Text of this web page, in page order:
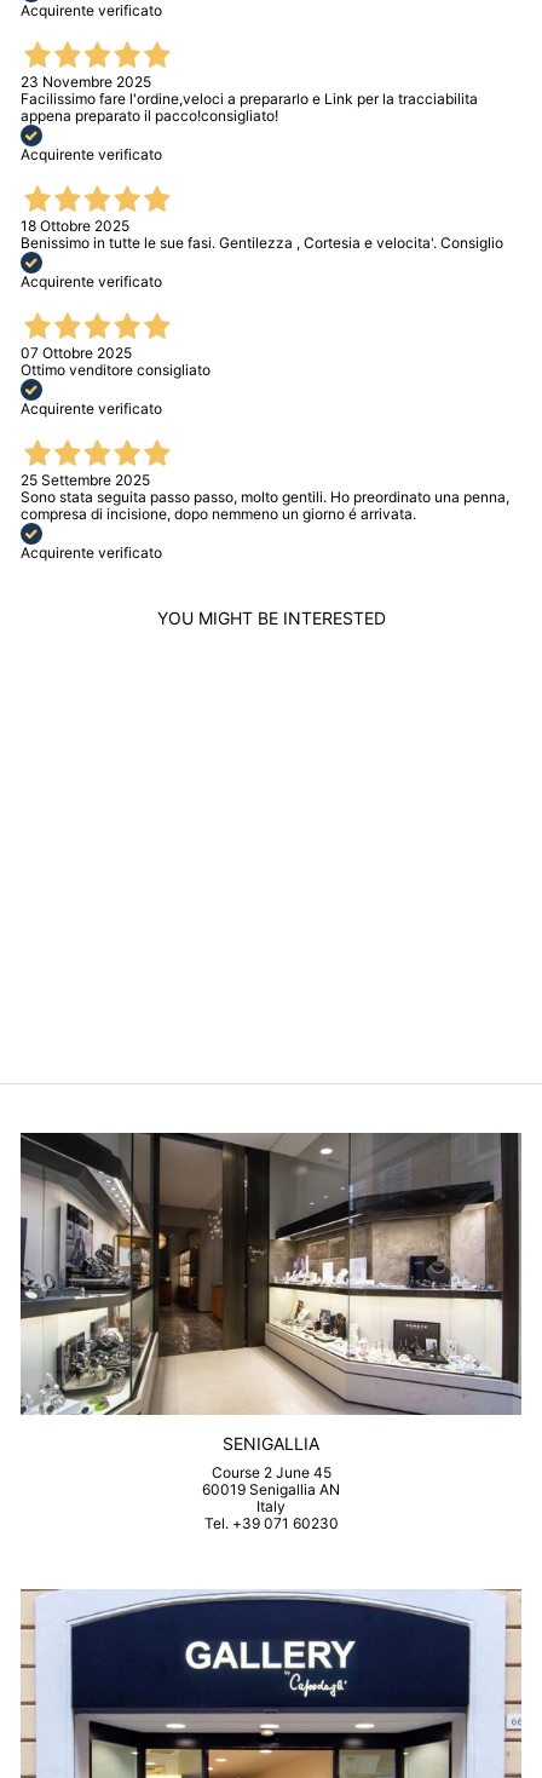
Acquirente verificato
23 Novembre 2025
Facilissimo fare l'ordine,veloci a prepararlo e Link per la tracciabilita
appena preparato il pacco!consigliato!
Acquirente verificato
18 Ottobre 2025
Benissimo in tutte le sue fasi. Gentilezza , Cortesia e velocita'. Consiglio
Acquirente verificato
07 Ottobre 2025
Ottimo venditore consigliato
Acquirente verificato
25 Settembre 2025
Sono stata seguita passo passo, molto gentili. Ho preordinato una penna,
compresa di incisione, dopo nemmeno un giorno é arrivata.
Acquirente verificato
YOU MIGHT BE INTERESTED
SENIGALLIA
Course 2 June 45
60019 Senigallia AN
Italy
Tel. +39 071 60230